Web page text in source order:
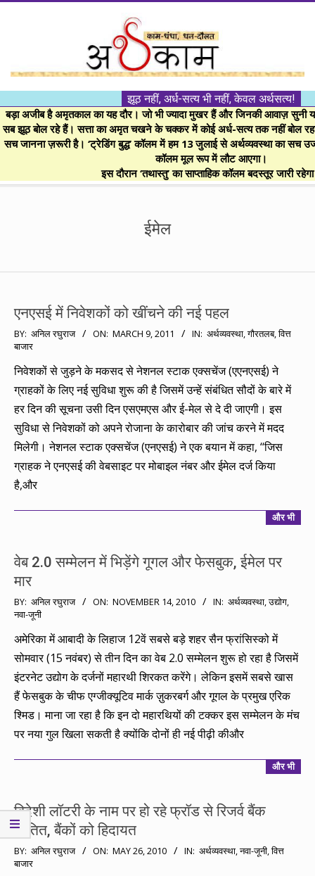
।।
अर्थकाम।।
BE
FINANCIALLY
झूठ नहीं, अर्ध-सत्य भी नहीं, केवल अर्थसत्य!
बड़ा अजीब है अमृतकाल का यह दौर। जो भी ज्यादा मुखर हैं और जिनकी आवाज़ सुनी
सब झूठ बोल रहे हैं। सत्ता का अमृत चखने के चक्कर में कोई अर्ध-सत्य तक नहीं बोल
सच जानना ज़रूरी है। ‘ट्रेडिंग बुद्ध’ कॉलम में हम 13 जुलाई से अर्थव्यवस्था का सच
कॉलम मूल रूप में लौट आएगा।
इस दौरान ‘तथास्तु’ का साप्ताहिक कॉलम बदस्तूर जारी
ईमेल
एनएसई में निवेशकों को खींचने की नई पहल
2011-
03-
09
BY: अनिल रघुराज ON: MARCH 9, 2011 IN: अर्थव्यवस्था,गौरतलब,वित्त
बाजार
निवेशकों से जुड़ने के मकसद से नेशनल स्टाक एक्सचेंज (एएनएसई) ने
ग्राहकों के लिए नई सुविधा शुरू की है जिसमें उन्हें संबंधित सौदों के बारे में
हर दिन की सूचना उसी दिन एसएमएस और ई-मेल से दे दी जाएगी। इस
सुविधा से निवेशकों को अपने रोजाना के कारोबार की जांच करने में मदद
मिलेगी। नेशनल स्टाक एक्सचेंज (एनएसई) ने एक बयान में कहा, ‘‘जिस
ग्राहक ने एनएसई की वेबसाइट पर मोबाइल नंबर और ईमेल दर्ज किया
है,और
और भी
वेब 2.0 सम्मेलन में भिड़ेंगे गूगल और फेसबुक, ईमेल पर
मार
2010-
11-
14
BY: अनिल रघुराज ON: NOVEMBER 14, 2010 IN: अर्थव्यवस्था,उद्योग,
नवा-जूनी
अमेरिका में आबादी के लिहाज 12वें सबसे बड़े शहर सैन फ्रांसिस्को में
सोमवार (15 नवंबर) से तीन दिन का वेब 2.0 सम्मेलन शुरू हो रहा है जिसमें
इंटरनेट उद्योग के दर्जनों महारथी शिरकत करेंगे। लेकिन इसमें सबसे खास
हैं फेसबुक के चीफ एग्जीक्यूटिव मार्क ज़ुकरबर्ग और गूगल के प्रमुख एरिक
श्मिड। माना जा रहा है कि इन दो महारथियों की टक्कर इस सम्मेलन के मंच
पर नया गुल खिला सकती है क्योंकि दोनों ही नई पीढ़ी कीऔर
और भी
विदेशी लॉटरी के नाम पर हो रहे फ्रॉड से रिजर्व बैंक
चिंतित, बैंकों को हिदायत
2010-
05-
BY: अनिल रघुराज ON: MAY 26, 2010 IN: अर्थव्यवस्था,नवा-जूनी,वित्त
बाजार